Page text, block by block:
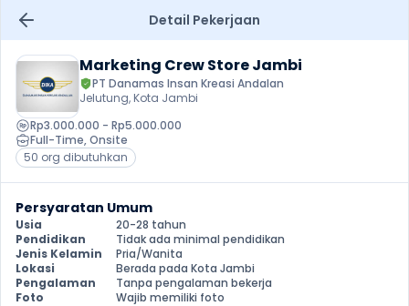
Detail Pekerjaan
Marketing Crew Store Jambi
PT Danamas Insan Kreasi Andalan
Jelutung, Kota Jambi
Rp3.000.000 - Rp5.000.000
Full-Time, Onsite
50 org dibutuhkan
Persyaratan Umum
Usia
20-28 tahun
Pendidikan
Tidak ada minimal pendidikan
Jenis Kelamin
Pria/Wanita
Lokasi
Berada pada Kota Jambi
Pengalaman
Tanpa pengalaman bekerja
Foto
Wajib memiliki foto